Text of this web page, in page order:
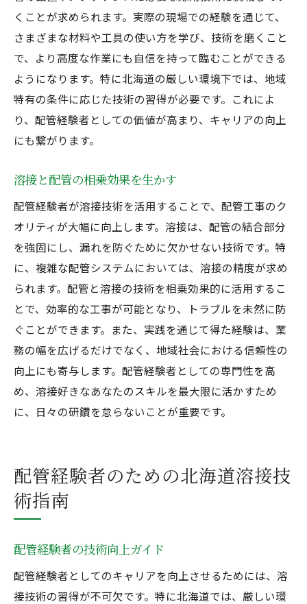
くことが求められます。実際の現場での経験を通じて、
さまざまな材料や工具の使い方を学び、技術を磨くこと
で、より高度な作業にも自信を持って臨むことができる
ようになります。特に北海道の厳しい環境下では、地域
特有の条件に応じた技術の習得が必要です。これによ
り、配管経験者としての価値が高まり、キャリアの向上
にも繋がります。
溶接と配管の相乗効果を生かす
配管経験者が溶接技術を活用することで、配管工事のク
オリティが大幅に向上します。溶接は、配管の結合部分
を強固にし、漏れを防ぐために欠かせない技術です。特
に、複雑な配管システムにおいては、溶接の精度が求め
られます。配管と溶接の技術を相乗効果的に活用するこ
とで、効率的な工事が可能となり、トラブルを未然に防
ぐことができます。また、実践を通じて得た経験は、業
務の幅を広げるだけでなく、地域社会における信頼性の
向上にも寄与します。配管経験者としての専門性を高
め、溶接好きなあなたのスキルを最大限に活かすため
に、日々の研鑽を怠らないことが重要です。
配管経験者のための北海道溶接技
術指南
配管経験者の技術向上ガイド
配管経験者としてのキャリアを向上させるためには、溶
接技術の習得が不可欠です。特に北海道では、厳しい環